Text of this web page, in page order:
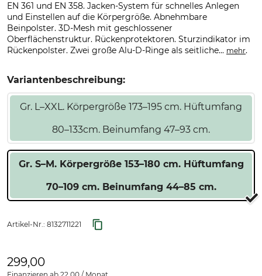
EN 361 und EN 358. Jacken-System für schnelles Anlegen
und Einstellen auf die Körpergröße. Abnehmbare
Beinpolster. 3D-Mesh mit geschlossener
Oberflächenstruktur. Rückenprotektoren. Sturzindikator im
Rückenpolster. Zwei große Alu-D-Ringe als seitliche... mehr.
Variantenbeschreibung:
Gr. L–XXL. Körpergröße 173–195 cm. Hüftumfang
80–133cm. Beinumfang 47–93 cm.
Gr. S–M. Körpergröße 153–180 cm. Hüftumfang
70–109 cm. Beinumfang 44–85 cm.
Artikel-Nr.: 8132711221
299,00